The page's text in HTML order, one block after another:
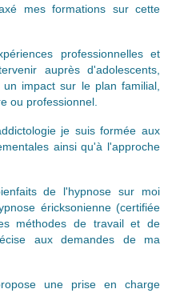
mes formations sur cette
professionnelles et
auprès d'adolescents,
impact sur le plan familial,
ou professionnel.
je suis formée aux
ainsi qu'à l'approche
de l'hypnose sur moi
éricksonienne (certifiée
méthodes de travail et de
aux demandes de ma
une prise en charge